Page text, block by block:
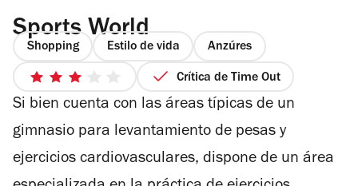
Sports World
Shopping Estilo de vida Anzúres
3
de
estrellas
Crítica de Time Out
Si bien cuenta con las áreas típicas de un
gimnasio para levantamiento de pesas y
ejercicios cardiovasculares, dispone de un área